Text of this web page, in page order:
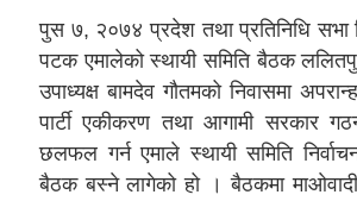
पुस ७, २०७४ प्रदेश तथा प्रतिनिधि सभा
पटक एमालेको स्थायी समिति बैठक
उपाध्यक्ष बामदेव गौतमको निवासमा
पार्टी एकीकरण तथा आगामी सरकार
छलफल गर्न एमाले स्थायी समिति
बैठक बस्ने लागेको हो । बैठकमा माओवादी